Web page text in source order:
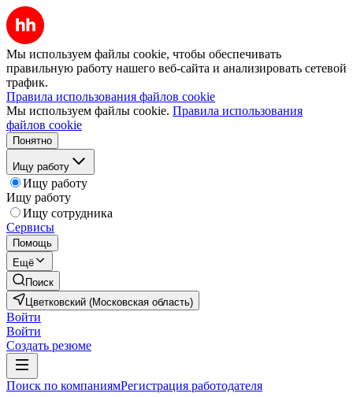
Мы используем файлы cookie, чтобы обеспечивать
правильную работу нашего веб-сайта и анализировать сетевой
трафик.
Правила использования файлов cookie
Мы используем файлы cookie. Правила использования
файлов cookie
Понятно
Ищу работу
Ищу работу
Ищу работу
Ищу сотрудника
Сервисы
Помощь
Ещё
Поиск
Цветковский (Московская область)
Войти
Войти
Создать резюме
Поиск по компаниямРегистрация работодателя